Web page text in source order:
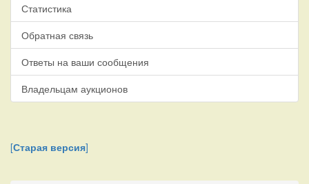
Статистика
Обратная связь
Ответы на ваши сообщения
Владельцам аукционов
[Старая версия]